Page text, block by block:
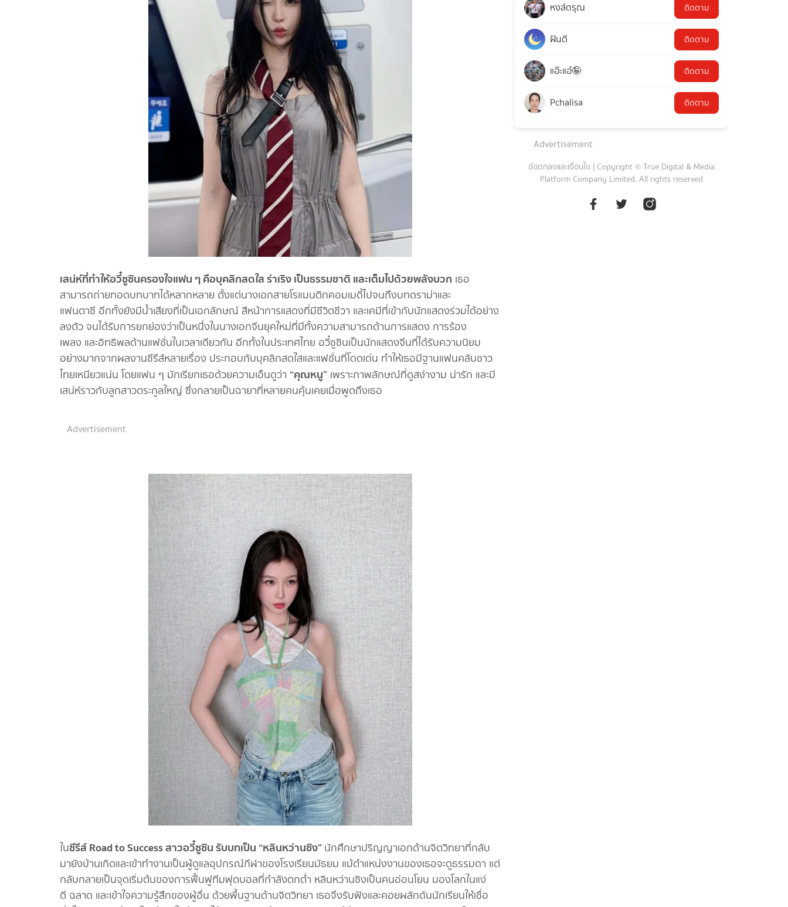
เสน่ห์ที่ทำให้อวี๋ซูซินครองใจแฟน ๆ คือบุคลิกสดใส ร่าเริง เป็นธรรมชาติ และเต็มไปด้วยพลังบวก เธอ
สามารถถ่ายทอดบทบาทได้หลากหลาย ตั้งแต่นางเอกสายโรแมนติกคอมเมดี้ไปจนถึงบทดราม่าและ
แฟนตาซี อีกทั้งยังมีน้ำเสียงที่เป็นเอกลักษณ์ สีหน้าการแสดงที่มีชีวิตชีวา และเคมีที่เข้ากับนักแสดงร่วมได้อย่าง
ลงตัว จนได้รับการยกย่องว่าเป็นหนึ่งในนางเอกจีนยุคใหม่ที่มีทั้งความสามารถด้านการแสดง การร้อง
เพลง และอิทธิพลด้านแฟชั่นในเวลาเดียวกัน อีกทั้งในประเทศไทย อวี๋ซูซินเป็นนักแสดงจีนที่ได้รับความนิยม
อย่างมากจากผลงานซีรีส์หลายเรื่อง ประกอบกับบุคลิกสดใสและแฟชั่นที่โดดเด่น ทำให้เธอมีฐานแฟนคลับชาว
ไทยเหนียวแน่น โดยแฟน ๆ มักเรียกเธอด้วยความเอ็นดูว่า “คุณหนู” เพราะภาพลักษณ์ที่ดูสง่างาม น่ารัก และมี
เสน่ห์ราวกับลูกสาวตระกูลใหญ่ ซึ่งกลายเป็นฉายาที่หลายคนคุ้นเคยเมื่อพูดถึงเธอ
Advertisement
ในซีรีส์ Road to Success สาวอวี๋ซูซิน รับบทเป็น “หลินหว่านซิง”นักศึกษาปริญญาเอกด้านจิตวิทยาที่กลับ
มายังบ้านเกิดและเข้าทำงานเป็นผู้ดูแลอุปกรณ์กีฬาของโรงเรียนมัธยม แม้ตำแหน่งงานของเธอจะดูธรรมดา แต่
กลับกลายเป็นจุดเริ่มต้นของการฟื้นฟูทีมฟุตบอลที่กำลังตกต่ำ หลินหว่านซิงเป็นคนอ่อนโยน มองโลกในแง่
ดี ฉลาด และเข้าใจความรู้สึกของผู้อื่น ด้วยพื้นฐานด้านจิตวิทยา เธอจึงรับฟังและคอยผลักดันนักเรียนให้เชื่อ
หงส์ดรุณ ติดตาม
ฝันดี ติดตาม
แอ๊ะแอ๋🤪 ติดตาม
Pchalisa ติดตาม
Advertisement
ข้อตกลงและเงื่อนไข | Copyright © True Digital & Media
Platform Company Limited. All rights reserved